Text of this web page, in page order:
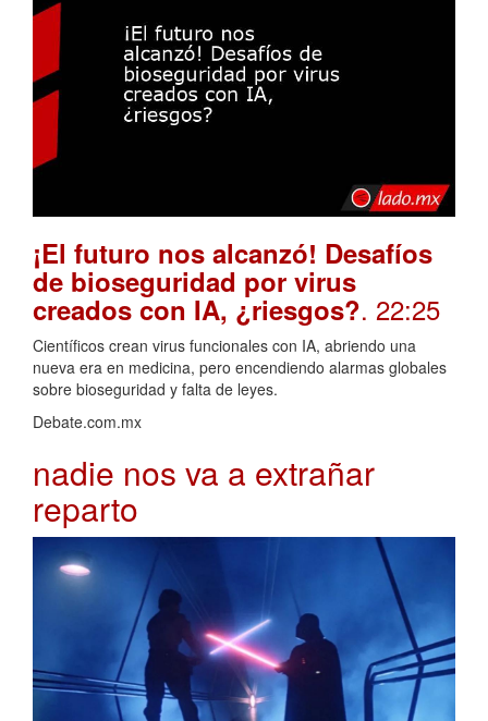
¡El futuro nos alcanzó! Desafíos
de bioseguridad por virus
creados con IA, ¿riesgos?. 22:25
Científicos crean virus funcionales con IA, abriendo una
nueva era en medicina, pero encendiendo alarmas globales
sobre bioseguridad y falta de leyes.
Debate.com.mx
nadie nos va a extrañar
reparto